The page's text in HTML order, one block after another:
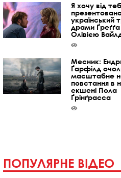
Я хочу від
український
драми Ґреґґа
Олівією
Месник:
Ґарфілд
масштабне
повстання в
екшені Пола
Ґрінґрасса
ПОПУЛЯРНЕ ВІДЕО